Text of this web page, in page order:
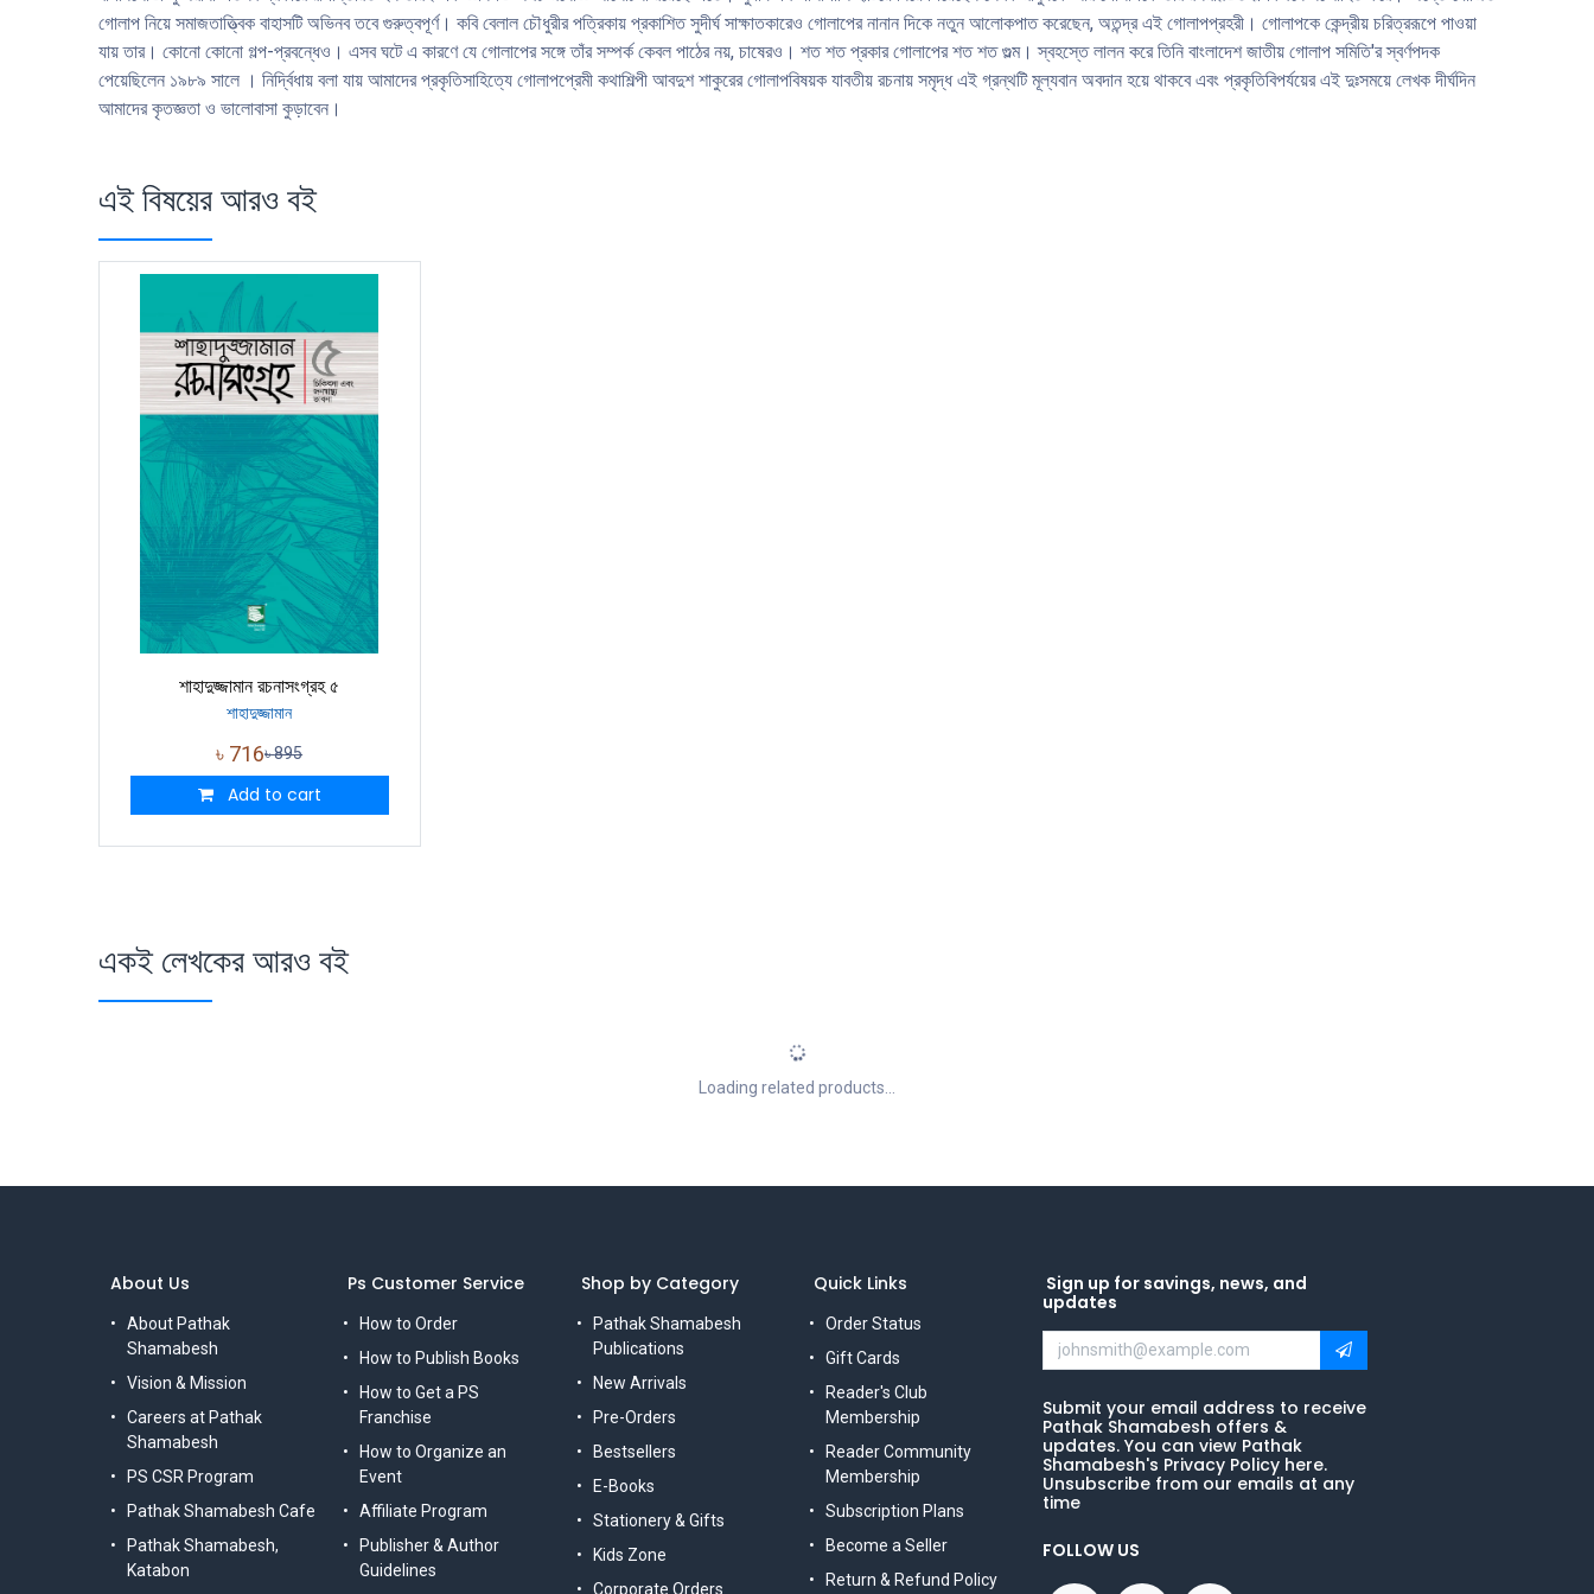
গােলাপ নিয়ে সমাজতাত্ত্বিক বাহাসটি অভিনব তবে গুরুত্বপূর্ণ। কবি বেলাল চৌধুরীর পত্রিকায় প্রকাশিত সুদীর্ঘ সাক্ষাতকারেও গােলাপের নানান দিকে নতুন আলােকপাত করেছেন, অতন্দ্র এই গােলাপপ্রহরী। গােলাপকে কেন্দ্রীয় চরিত্ররূপে পাওয়া
যায় তার। কোনাে কোনাে গল্প-প্রবন্ধেও। এসব ঘটে এ কারণে যে গােলাপের সঙ্গে তাঁর সম্পর্ক কেবল পাঠের নয়, চাষেরও। শত শত প্রকার গােলাপের শত শত গুল্ম। স্বহস্তে লালন করে তিনি বাংলাদেশ জাতীয় গােলাপ সমিতি'র স্বর্ণপদক
পেয়েছিলেন ১৯৮৯ সালে । নির্দ্বিধায় বলা যায় আমাদের প্রকৃতিসাহিত্যে গােলাপপ্রেমী কথাশিল্পী আবদুশ শাকুরের গােলাপবিষয়ক যাবতীয় রচনায় সমৃদ্ধ এই গ্রন্থটি মূল্যবান অবদান হয়ে থাকবে এবং প্রকৃতিবিপর্যয়ের এই দুঃসময়ে লেখক দীর্ঘদিন
আমাদের কৃতজ্ঞতা ও ভালােবাসা কুড়াবেন।
এই বিষয়ের আরও বই
শাহাদুজ্জামান রচনাসংগ্রহ ৫
শাহাদুজ্জামান
৳ 716৳895
Add to cart
একই লেখকের আরও বই
Loading related products...
Ps Customer Service
How to Order
How to Publish Books
How to Get a PS
Franchise
How to Organize an
Event
Affiliate Program
Publisher & Author
Guidelines
Shop by Category
Pathak Shamabesh
Publications
New Arrivals
Pre-Orders
Bestsellers
E-Books
Stationery & Gifts
Kids Zone
Corporate Orders
Quick Links
Order Status
Gift Cards
Reader's Club
Membership
Reader Community
Membership
Subscription Plans
Become a Seller
Return & Refund Policy
Sign up for savings, news, and
updates
Submit your email address to receive
Pathak Shamabesh offers &
updates. You can view Pathak
Shamabesh's Privacy Policy here.
Unsubscribe from our emails at any
time
FOLLOW US
About Us
About Pathak
Shamabesh
Vision & Mission
Careers at Pathak
Shamabesh
PS CSR Program
Pathak Shamabesh Cafe
Pathak Shamabesh,
Katabon